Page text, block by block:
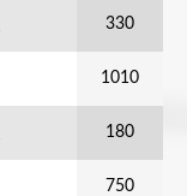
330
1010
180
750